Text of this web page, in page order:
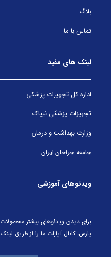
بلاگ
تماس با ما
لینک های مفید
اداره کل تجهیزات پزشکی
تجهیزات پزشکی نیپاک
وزارت بهداشت و درمان
جامعه جراحان ایران
ویدئوهای آموزشی
برای دیدن ویدئوهای بیشتر
پارس، کانال آپارات ما را از طریق